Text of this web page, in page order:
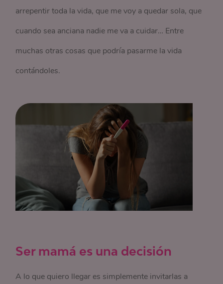
arrepentir toda la vida, que me voy a quedar sola, que
cuando sea anciana nadie me va a cuidar… Entre
muchas otras cosas que podría pasarme la vida
contándoles.
Ser mamá es una decisión
A lo que quiero llegar es simplemente invitarlas a